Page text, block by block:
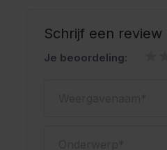
bretels met traditioneel
goede pasvorm. Dit zorgt
Schrijf een review
Je beoordeling: